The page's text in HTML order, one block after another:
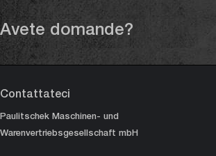
Avete domande?
Contattateci
Paulitschek Maschinen- und
Warenvertriebsgesellschaft mbH